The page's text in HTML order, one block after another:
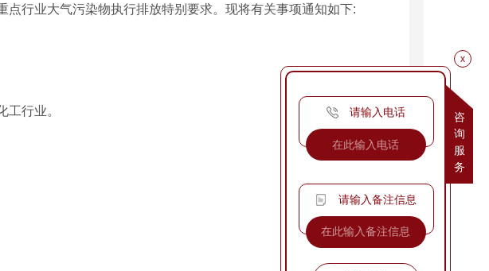
行业大气污染物执行排放特别要求。现将有关事项通知如下:
行业。
x
咨
询
服
务
请输入电话
请输入备注信息